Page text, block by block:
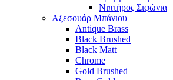
Νιπτήρος Σιφώνια
Αξεσουάρ Μπάνιου
Antique Brass
Black Brushed
Black Matt
Chrome
Gold Brushed